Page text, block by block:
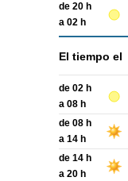
de 20 h
a 02 h
El tiempo el
de 02 h
a 08 h
de 08 h
a 14 h
de 14 h
a 20 h